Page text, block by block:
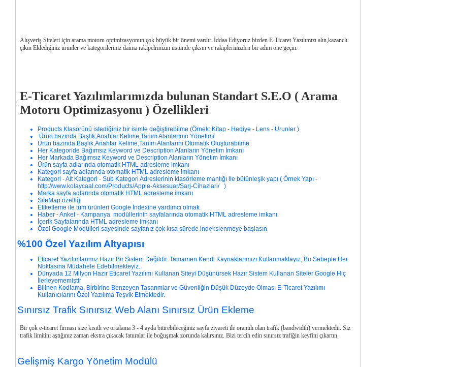
Alışveriş Siteleri için arama motoru optimizasyonun çok büyük bir önemi vardır. İddaa Ediyoruz bizden E-Ticaret Yazılımızı alın,kazanclı
çıkın Eklediğiniz ürünler ve kategorileriniz daima rakipelrinizin üstünde çıksın ve rakiplerinizden bir adım öne geçin.
E-Ticaret Yazılımlarımızda bulunan Standart S.E.O ( Arama
Motoru Optimizasyonu ) Özellikleri
Products Klasörünü istediğiniz bir isimle değiştirebilme (Örnek: Kitap - Hediye - Lens - Urunler )
Ürün bazında Başlık,Anahtar Kelime,Tanım Alanlarının Yönetimi
Ürün bazında Başlık,Anahtar Kelime,Tanım Alanlarını Otomatik Oluşturabilme
Her Kategoride Bağımsız Keyword ve Description Alanların Yönetim İmkanı
Her Markada Bağımsız Keyword ve Description Alanların Yönetim İmkanı
Ürün sayfa adlarında otomatik HTML adresleme imkanı
Kategori sayfa adlarında otomatik HTML adresleme imkanı
Kategori - Alt Kategori - Sub Kategori Adreslerinin klasörleme mantığı ile bütünleşik yapı ( Örnek Yapı -
http://www.kolaycaal.com/Products/Apple-Aksesuar/Sarj-Cihazlari/ )
Marka sayfa adlarında otomatik HTML adresleme imkanı
SiteMap özelliği
Etiketleme ile tüm ürünleri Google İndexine yardımcı olmak
Haber - Anket - Kampanya modüllerinin sayfalarında otomatik HTML adresleme imkanı
İçerik Sayfalarında HTML adresleme imkanı
Özel Google Modülleri sayesinde sayfanız çok kısa sürede indekslenmeye başlasın
%100 Özel Yazılım Altyapısı
Eticaret Yazılımlarımız Hazır Bir Sistem Değildir. Tamamen Kendi Kaynaklarımızı Kullanmaktayız, Bu Sebeple Her
Noktasına Müdahele Edebilmekteyiz.
Dünyada 12 Milyon Hazır Eticaret Yazılımı Kullanan Siteyi Düşünürsek Hazır Sistem Kullanan Siteler Google Hiç
İlerleyememiştir
Bilinen Kodlama, Birbirine Benzeyen Tasarımlar ve Güvenliğin Düşük Düzeyde Olması E-Ticaret Yazılımı
Kullanıcılarını Özel Yazılıma Teşvik Etmektedir.
Sınırsız Trafik Sınırsız Web Alanı Sınırsız Ürün Ekleme
Bir çok e-ticaret firması size kısıtlı ve ortalama 3 - 4 ayda bitirebileceğiniz sayfa ziyareti ile orantılı olan trafik (bandwidth) vermektedir. Siz
trafik limitini aştığınız zaman ekstra çıkacak faturalar ile boğuşmak zorunda kalırsınız. Bizi tercih edin sınırsız trafiğin keyfini çıkartın.
Gelişmiş Kargo Yönetim Modülü